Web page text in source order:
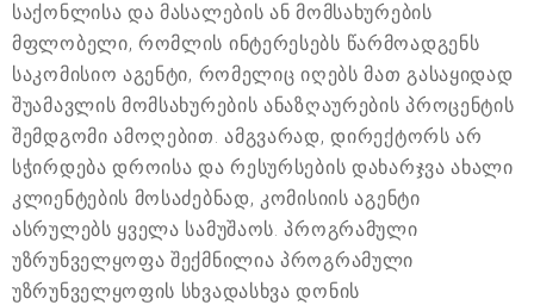
საქონლისა და მასალების ან მომსახურების
მფლობელი, რომლის ინტერესებს წარმოადგენს
საკომისიო აგენტი, რომელიც იღებს მათ გასაყიდად
შუამავლის მომსახურების ანაზღაურების პროცენტის
შემდგომი ამოღებით. ამგვარად, დირექტორს არ
სჭირდება დროისა და რესურსების დახარჯვა ახალი
კლიენტების მოსაძებნად, კომისიის აგენტი
ასრულებს ყველა სამუშაოს. პროგრამული
უზრუნველყოფა შექმნილია პროგრამული
უზრუნველყოფის სხვადასხვა დონის